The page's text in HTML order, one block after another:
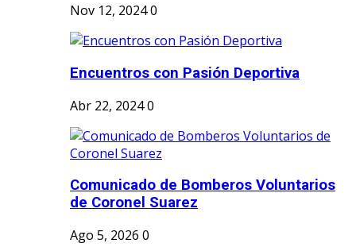
Nov 12, 20240
Encuentros con Pasión Deportiva
Abr 22, 20240
Comunicado de Bomberos Voluntarios
de Coronel Suarez
Ago 5, 2026 0